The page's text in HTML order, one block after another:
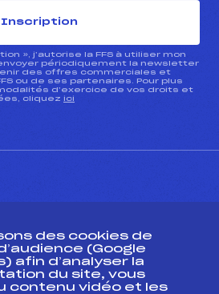
Inscription
», j’autorise la FFS à utiliser mon
périodiquement la newsletter
des offres commerciales et
ou de ses partenaires. Pour plus
d’exercice de vos droits et
cliquez ici
des cookies de
(Google
afin d’analyser la
du site, vous
contenu vidéo et les